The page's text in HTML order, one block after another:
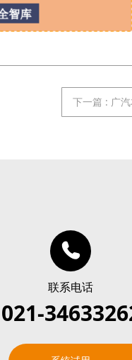
下一篇 : 广
联系电话
021-